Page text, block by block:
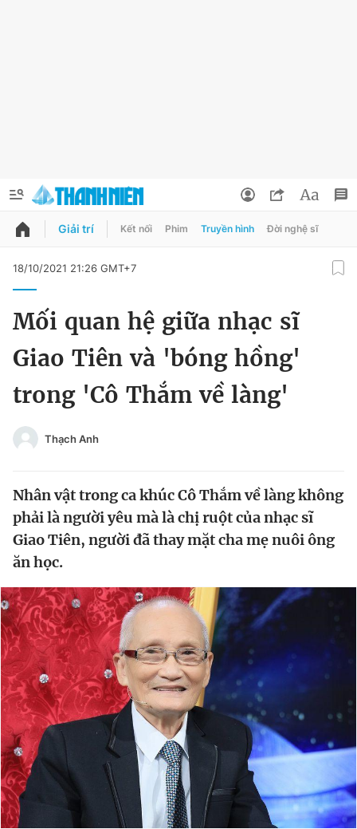
QUẢNG CÁO
Chuyên mục
Chào ngày mới
Video Magazine
Sản phẩm khác
Tiện ích Bạn cần biết
Thông tin tòa soạn Liên hệ quảng cáo
Đọc Thanh Niên trên điện thoại
Đổi mật khẩu
Tin đã lưu
Tin đã xem
Đăng xuất
Giải trí Kết nối Phim Truyền hình Đời nghệ sĩ
18/10/2021 21:26 GMT+7
Mối quan hệ giữa nhạc sĩ
Giao Tiên và 'bóng hồng'
trong 'Cô Thắm về làng'
Thạch Anh
Nhân vật trong ca khúc Cô Thắm về làng không
phải là người yêu mà là chị ruột của nhạc sĩ
Giao Tiên, người đã thay mặt cha mẹ nuôi ông
ăn học.